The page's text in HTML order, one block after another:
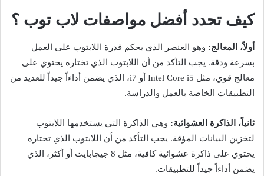
كيف تحدد أفضل مواصفات لاب توب ؟
أولاً، المعالج: وهو العنصر الذي يحكم قدرة اللابتوب على العمل
بسرعة ودقة. يجب التأكد من أن اللابتوب الذي تختاره يحتوي على
معالج قوي، مثل Intel Core i5 أو i7، الذي يضمن أداءاً جيداً للعديد من
التطبيقات الخاصة بالعمل والدراسة.
ثانياً، الذاكرة العشوائية: وهي الذاكرة التي يستخدمها اللابتوب
لتخزين البيانات المؤقة. يجب التأكد من أن اللابتوب الذي تختاره
يحتوي على ذاكرة عشوائية كافية، مثل 8 جيجابايت أو أكثر، الذي
يضمن أداءاً جيداً للتطبيقات.